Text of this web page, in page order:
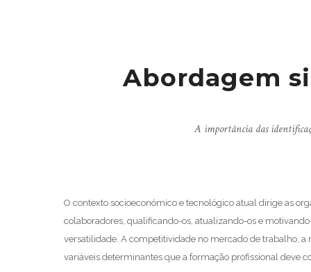
Abordagem
A importância das
O contexto socioeconómico e tecnológico atual dirige as
colaboradores, qualificando-os, atualizando-os e
versatilidade. A competitividade no mercado de trabalho, a
variáveis determinantes que a formação profissional deve